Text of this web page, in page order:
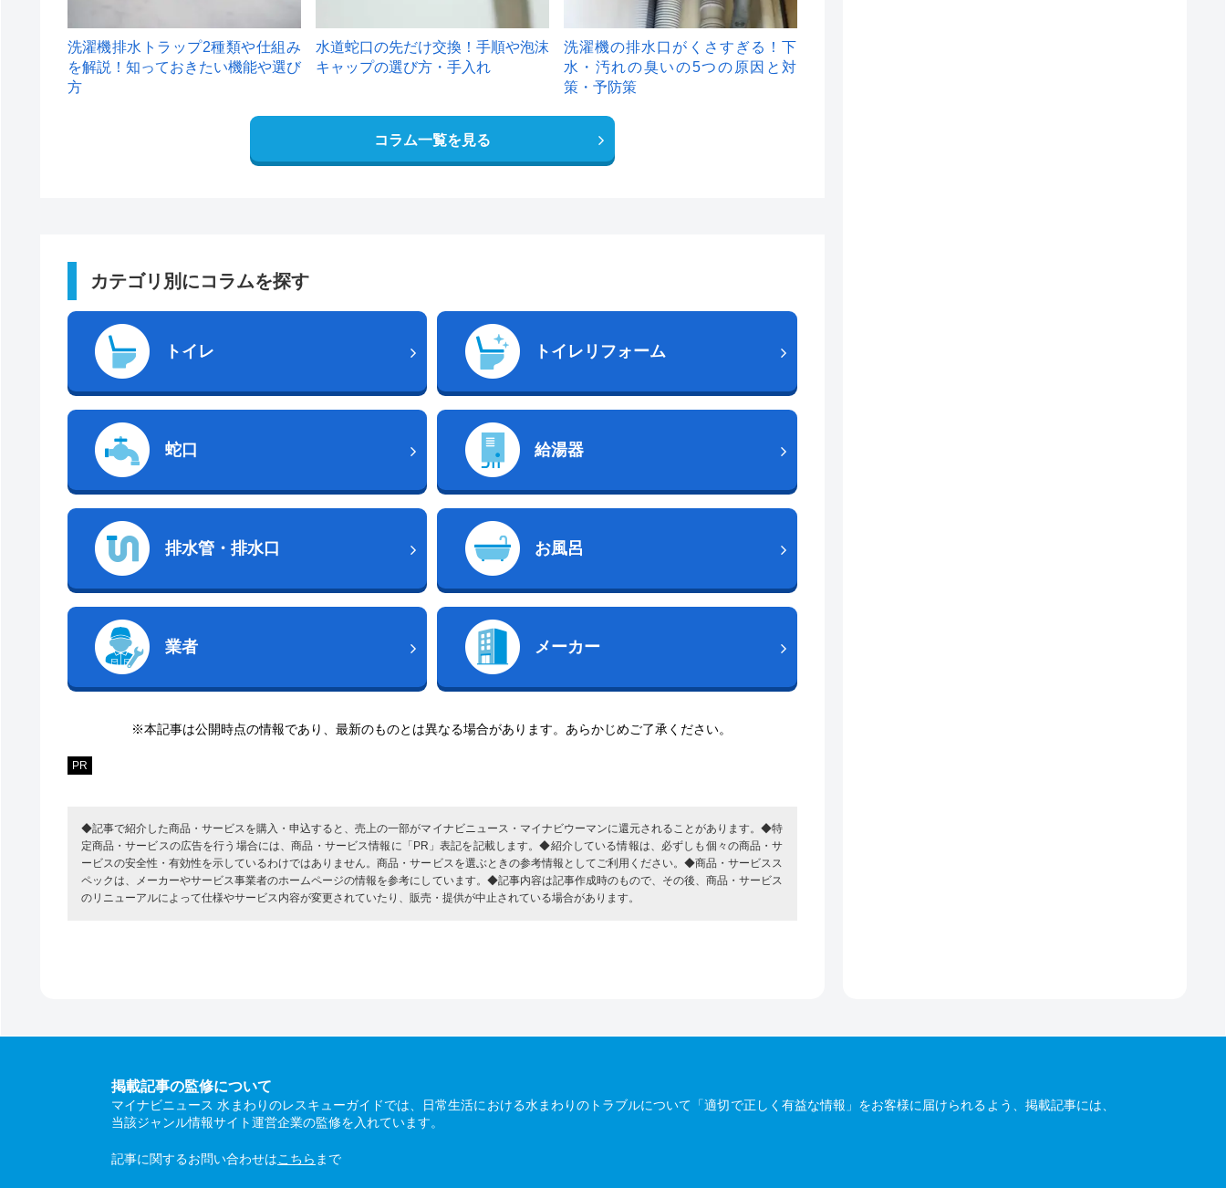
洗濯機排水トラップ2種類や仕組み
を解説！知っておきたい機能や選び
方
水道蛇口の先だけ交換！手順や泡沫
キャップの選び方・手入れ
洗濯機の排水口がくさすぎる！下
水・汚れの臭いの5つの原因と対
策・予防策
コラム一覧を見る
カテゴリ別にコラムを探す
トイレ トイレリフォーム
蛇口 給湯器
排水管・排水口 お風呂
業者 メーカー
※本記事は公開時点の情報であり、最新のものとは異なる場合があります。あらかじめご了承ください。
PR
◆記事で紹介した商品・サービスを購入・申込すると、売上の一部がマイナビニュース・マイナビウーマンに還元されることがあります。◆特
定商品・サービスの広告を行う場合には、商品・サービス情報に「PR」表記を記載します。◆紹介している情報は、必ずしも個々の商品・サ
ービスの安全性・有効性を示しているわけではありません。商品・サービスを選ぶときの参考情報としてご利用ください。◆商品・サービスス
ペックは、メーカーやサービス事業者のホームページの情報を参考にしています。◆記事内容は記事作成時のもので、その後、商品・サービス
のリニューアルによって仕様やサービス内容が変更されていたり、販売・提供が中止されている場合があります。
掲載記事の監修について
マイナビニュース 水まわりのレスキューガイドでは、日常生活における水まわりのトラブルについて「適切で正しく有益な情報」をお客様に届けられるよう、掲載記事には、
当該ジャンル情報サイト運営企業の監修を入れています。
記事に関するお問い合わせはこちら まで